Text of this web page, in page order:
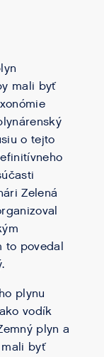
mali byť
o tejto
Zelená
to povedal
plynu
vodík
plyn a
byť